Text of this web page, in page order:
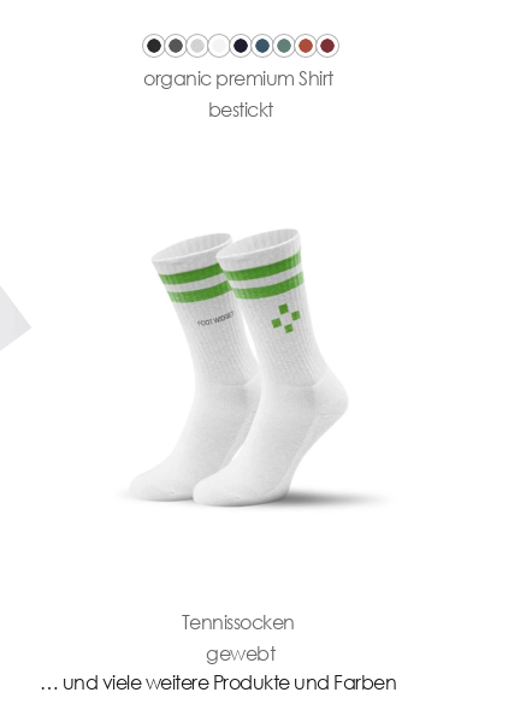
organic premium Shirt
bestickt
Tennissocken
gewebt
… und viele weitere Produkte und Farben